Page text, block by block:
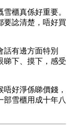
櫃真係好重要。
要諗清楚，唔好買
話有邊方面特別
睇下、摸下，感受
好淨係睇價錢，
部雪櫃用成十年八